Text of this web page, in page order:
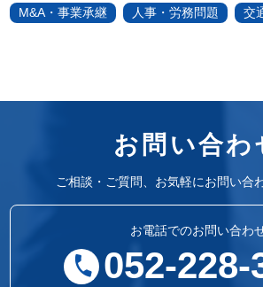
M&A・事業承継 人事・労務問題 交
お問い合わ
ご相談・ご質問、お気軽にお問い合
お電話でのお問い合わ
052-228-